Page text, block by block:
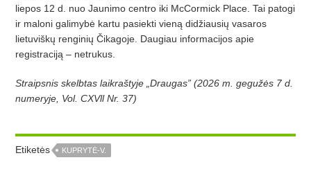
liepos 12 d. nuo Jaunimo centro iki McCormick Place. Tai patogi
ir maloni galimybė kartu pasiekti vieną didžiausių vasaros
lietuviškų renginių Čikagoje. Daugiau informacijos apie
registraciją – netrukus.
Straipsnis skelbtas laikraštyje „Draugas” (2026 m. gegužės 7 d.
numeryje, Vol. CXVll Nr. 37)
Etiketės KUPRYTĖ-V.